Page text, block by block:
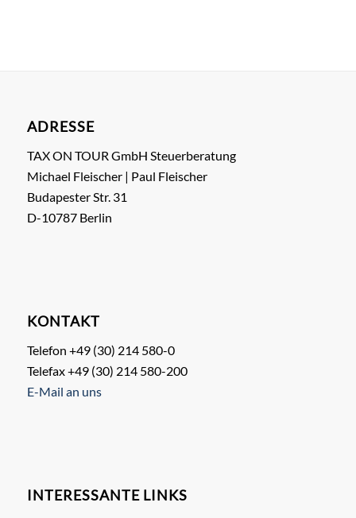
ADRESSE
TAX ON TOUR GmbH Steuerberatung
Michael Fleischer | Paul Fleischer
Budapester Str. 31
D-10787 Berlin
KONTAKT
Telefon +49 (30) 214 580-0
Telefax +49 (30) 214 580-200
E-Mail an uns
INTERESSANTE LINKS